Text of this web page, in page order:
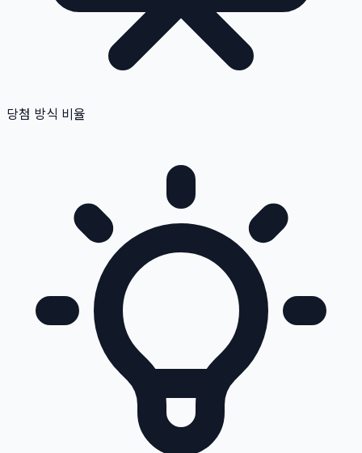
당첨 방식 비율